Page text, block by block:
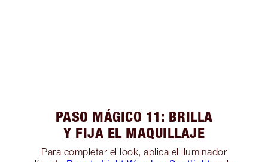
PASO MÁGICO 11: BRILLA
Y FIJA EL MAQUILLAJE
Para completar el look, aplica el iluminador